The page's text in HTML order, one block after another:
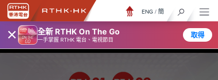
× 全新 RTHK On The Go
一手掌握 RTHK 電台、電視節目
取得
ENG / 簡